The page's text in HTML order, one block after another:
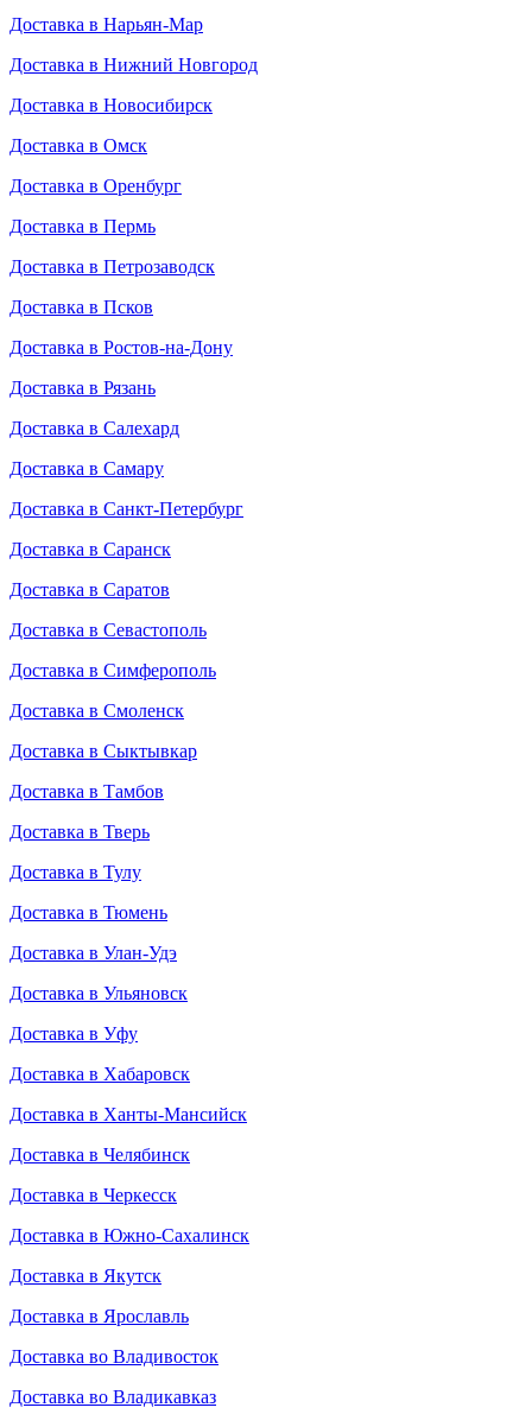
Доставка в Нарьян-Мар
Доставка в Нижний Новгород
Доставка в Новосибирск
Доставка в Омск
Доставка в Оренбург
Доставка в Пермь
Доставка в Петрозаводск
Доставка в Псков
Доставка в Ростов-на-Дону
Доставка в Рязань
Доставка в Салехард
Доставка в Самару
Доставка в Санкт-Петербург
Доставка в Саранск
Доставка в Саратов
Доставка в Севастополь
Доставка в Симферополь
Доставка в Смоленск
Доставка в Сыктывкар
Доставка в Тамбов
Доставка в Тверь
Доставка в Тулу
Доставка в Тюмень
Доставка в Улан-Удэ
Доставка в Ульяновск
Доставка в Уфу
Доставка в Хабаровск
Доставка в Ханты-Мансийск
Доставка в Челябинск
Доставка в Черкесск
Доставка в Южно-Сахалинск
Доставка в Якутск
Доставка в Ярославль
Доставка во Владивосток
Доставка во Владикавказ